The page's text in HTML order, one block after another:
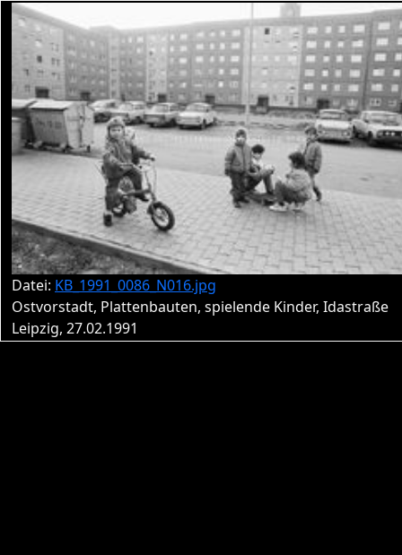
Datei: KB_1991_0086_N016.jpg
Ostvorstadt, Plattenbauten, spielende Kinder, Idastraße
Leipzig, 27.02.1991